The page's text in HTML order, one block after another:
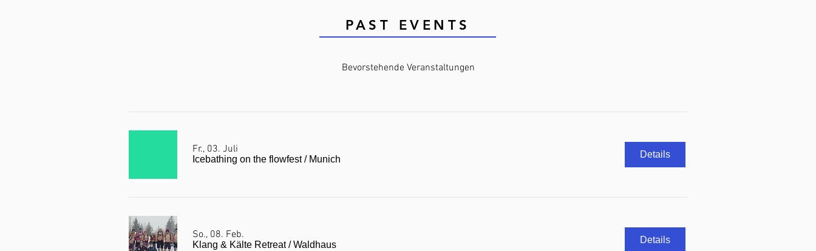
PAST EVENTS
Bevorstehende Veranstaltungen
Fr., 03. Juli
Icebathing on the flowfest / Munich Details
So., 08. Feb.
Klang & Kälte Retreat /Waldhaus Details